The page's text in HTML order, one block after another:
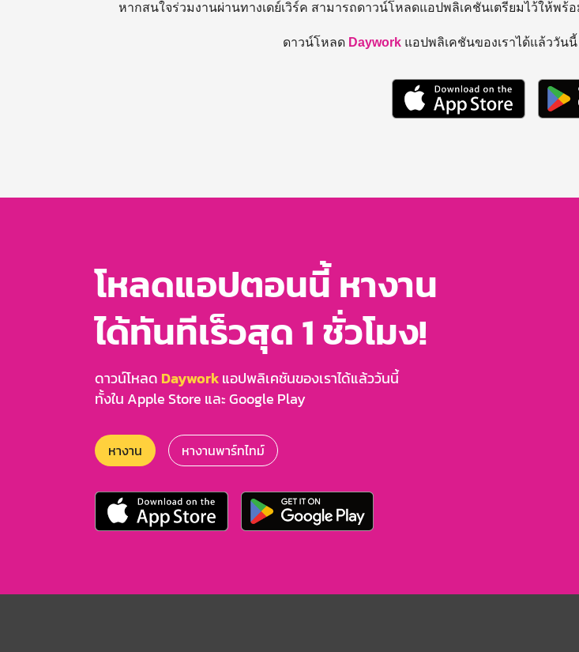
หากสนใจร่วมงานผ่านทางเดย์เวิร์ค สามารถดาวน์โหลดแอปพลิเคชันเตรียมไว้ให้พร้อ
ดาวน์โหลด Daywork แอปพลิเคชันของเราได้แล้ววัน
โหลดแอปตอนนี้ หางาน
ได้ทันทีเร็วสุด 1 ชั่วโมง!
ดาวน์โหลด Dayworkแอปพลิเคชันของเราได้แล้ววันนี้
ทั้งใน Apple Store และ Google Play
หางาน หางานพาร์ทไทม์